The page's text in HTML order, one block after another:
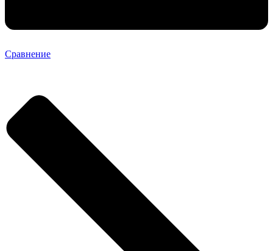
Сравнение